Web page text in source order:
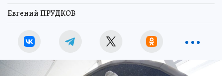
Евгений ПРУДКОВ